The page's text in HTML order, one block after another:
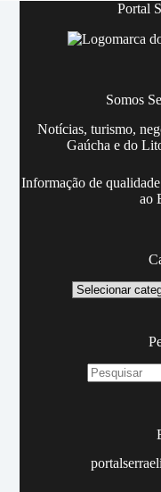
Portal
Somos
Notícias, turismo,
Gaúcha e do
Informação de
ao
Categoria